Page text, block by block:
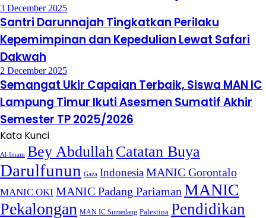
3 December 2025
Santri Darunnajah Tingkatkan Perilaku
Kepemimpinan dan Kepedulian Lewat Safari
Dakwah
2 December 2025
Semangat Ukir Capaian Terbaik, Siswa MAN IC
Lampung Timur Ikuti Asesmen Sumatif Akhir
Semester TP 2025/2026
Kata Kunci
Al-Imam Bey AbdullahCatatan Buya
Darulfunun Gaza IndonesiaMANIC Gorontalo
MANIC OKI MANIC Padang Pariaman MANIC
Pekalongan MAN IC Sumedang Palestina Pendidikan